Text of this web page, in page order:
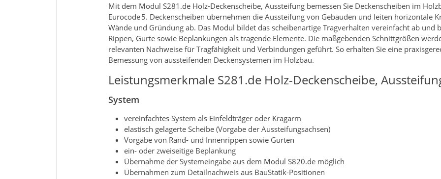
Mit dem Modul S281.de Holz‑Deckenscheibe, Aussteifung bemessen Sie Deckenscheiben im
Eurocode 5. Deckenscheiben übernehmen die Aussteifung von Gebäuden und leiten horizontale
Wände und Gründung ab. Das Modul bildet das scheibenartige Tragverhalten vereinfacht ab und
Rippen, Gurte sowie Beplankungen als tragende Elemente. Die maßgebenden Schnittgrößen
relevanten Nachweise für Tragfähigkeit und Verbindungen geführt. So erhalten Sie eine
Bemessung von aussteifenden Deckensystemen im Holzbau.
Leistungsmerkmale S281.de Holz-Deckenscheibe,
System
vereinfachtes System als Einfeldträger oder Kragarm
elastisch gelagerte Scheibe (Vorgabe der Aussteifungsachsen)
Vorgabe von Rand- und Innenrippen sowie Gurten
ein- oder zweiseitige Beplankung
Übernahme der Systemeingabe aus dem Modul S820.de möglich
Übernahmen zum Detailnachweis aus BauStatik-Positionen